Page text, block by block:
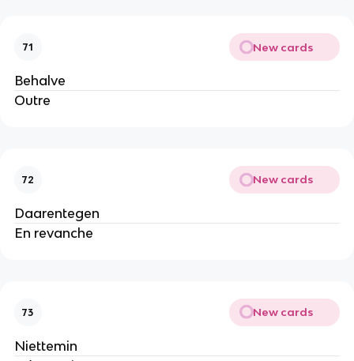
71 New cards
Behalve
Outre
72 New cards
Daarentegen
En revanche
73 New cards
Niettemin